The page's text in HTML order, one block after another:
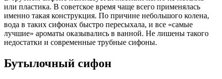
или пластика. В советское время чаще всего применялась
именно такая конструкция. По причине небольшого колена,
вода в таких сифонах быстро пересыхала, и все «самые
лучшие» ароматы оказывались в ванной. Не лишены такого
недостатки и современные трубные сифоны.
Бутылочный сифон